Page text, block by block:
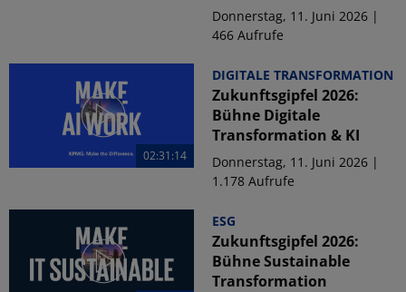
Donnerstag, 11. Juni 2026 |
466 Aufrufe
02:31:14
DIGITALE TRANSFORMATION
Zukunftsgipfel 2026:
Bühne Digitale
Transformation & KI
Donnerstag, 11. Juni 2026 |
1.178 Aufrufe
ESG
Zukunftsgipfel 2026:
Bühne Sustainable
Transformation